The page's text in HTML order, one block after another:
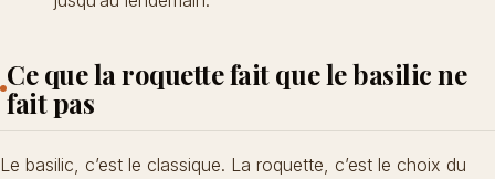
Ce que la roquette fait que le basilic ne
fait pas
Le basilic, c’est le classique. La roquette, c’est le choix du